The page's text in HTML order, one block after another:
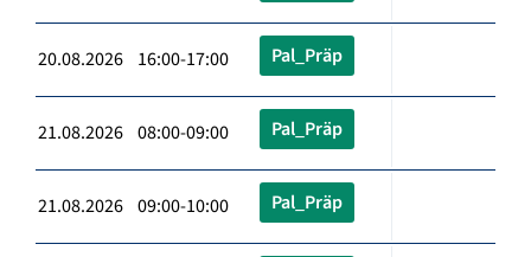
20.08.2026 16:00-17:00 Pal_Präp
21.08.2026 08:00-09:00 Pal_Präp
21.08.2026 09:00-10:00 Pal_Präp